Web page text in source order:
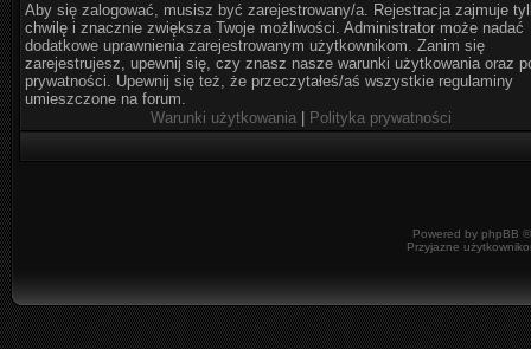
Aby się zalogować, musisz być zarejestrowany/a. Rejestracja zajmuje
chwilę i znacznie zwiększa Twoje możliwości. Administrator może nadać
dodatkowe uprawnienia zarejestrowanym użytkownikom. Zanim się
zarejestrujesz, upewnij się, czy znasz nasze warunki użytkowania oraz
prywatności. Upewnij się też, że przeczytałeś/aś wszystkie regulaminy
umieszczone na forum.
Warunki użytkowania| Polityka prywatności
Powered by phpBB
Przyjazne